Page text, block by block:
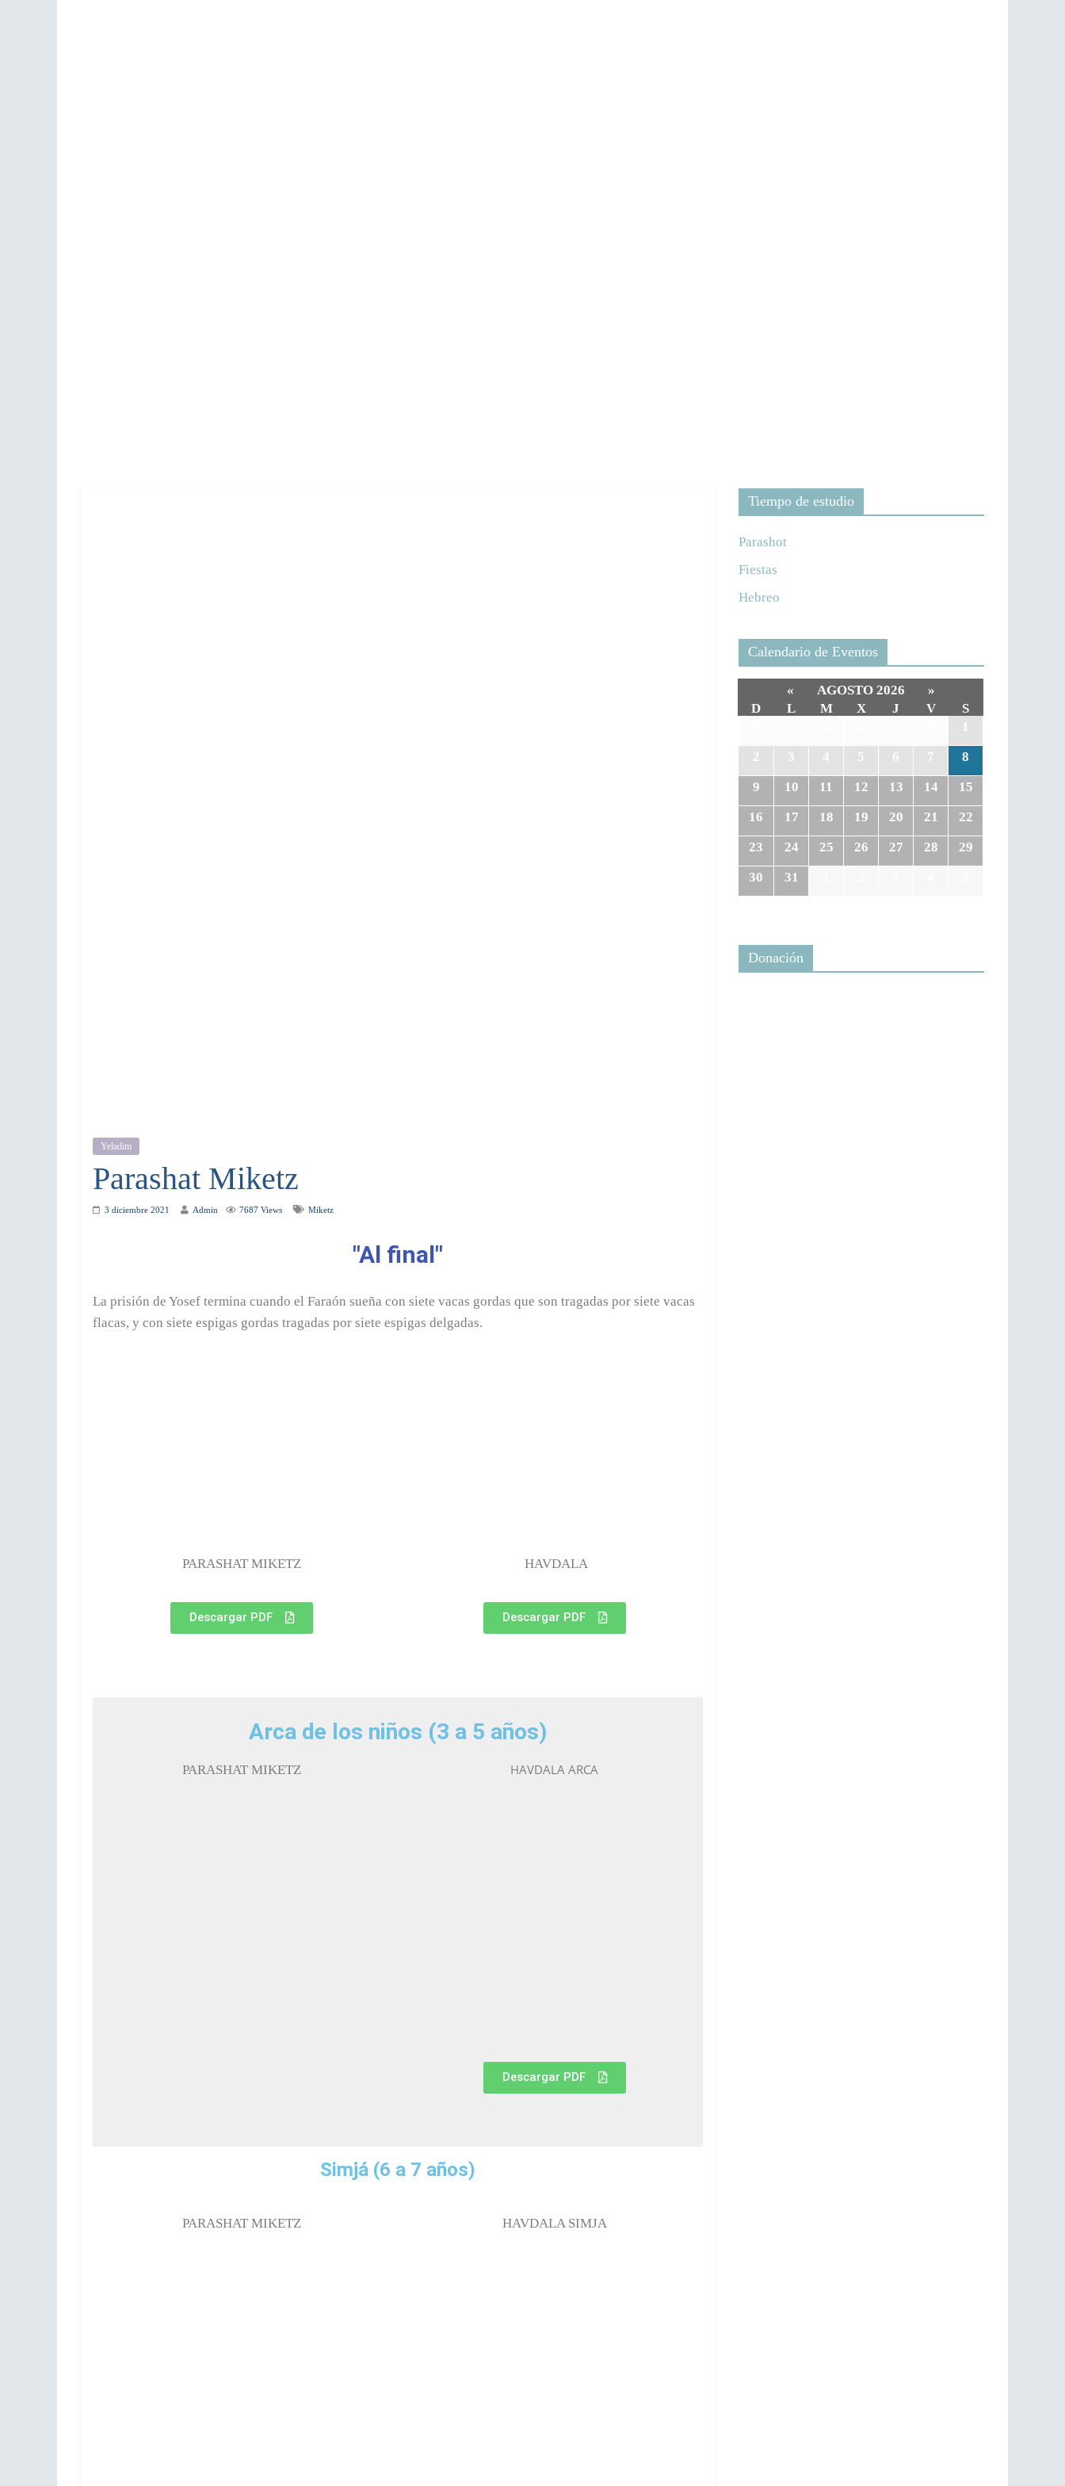
Yeladim
Parashat Miketz
3 diciembre 2021 Admin 7687 Views Miketz
"Al final"​
La prisión de Yosef termina cuando el Faraón sueña con siete vacas gordas que son tragadas por siete vacas
flacas, y con siete espigas gordas tragadas por siete espigas delgadas.
PARASHAT MIKETZ
Descargar PDF
HAVDALA
Descargar PDF
Arca de los niños (3 a 5 años)
PARASHAT MIKETZ HAVDALA ARCA
Descargar PDF
Simjá (6 a 7 años)
PARASHAT MIKETZ HAVDALA SIMJA
Tiempo de estudio
Parashot
Fiestas
Hebreo
Calendario de Eventos
« AGOSTO 2026
»
D
L M X J V
S
1
2
3 4 5 6 7
8
9
10 11 12 13 14
15
16
17 18 19 20 21
22
23
24 25 26 27 28
29
30
31
Donación